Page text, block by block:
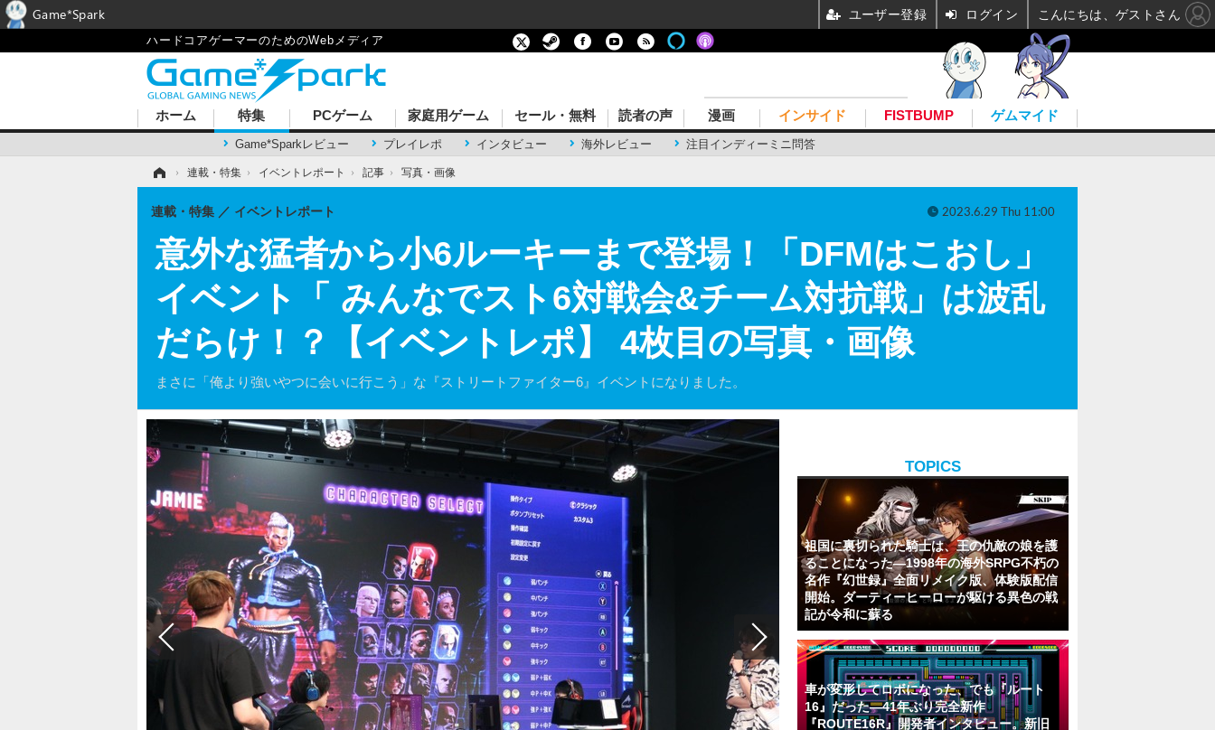
ハードコアゲーマーのためのWebメディア
ホーム 特集
Game*Sparkレビュー プレイレポ インタビュー 海外レビュー 注目インディーミニ問答
PCゲーム 家庭用ゲーム セール・無料 読者の声 漫画 インサイド FISTBUMP ゲムマイド
› 連載・特集 › イベントレポート › 記事 › 写真・画像
意外な猛者から小6ルーキーまで登場！「DFMはこおし」
イベント「 みんなでスト6対戦会&チーム対抗戦」は波乱
だらけ！？【イベントレポ】 4枚目の写真・画像
まさに「俺より強いやつに会いに行こう」な『ストリートファイター6』イベントになりました。
連載・特集 イベントレポート 2023.6.29 Thu 11:00
TOPICS
祖国に裏切られた騎士は、王の仇敵の娘を護
ることになった―1998年の海外SRPG不朽の
名作『幻世録』全面リメイク版、体験版配信
開始。ダーティーヒーローが駆ける異色の戦
記が令和に蘇る
車が変形してロボになった、でも『ルート
16』だった―41年ぶり完全新作
『ROUTE16R』開発者インタビュー。新旧
Game*Spark ユーザー登録 ログイン こんにちは、ゲストさん